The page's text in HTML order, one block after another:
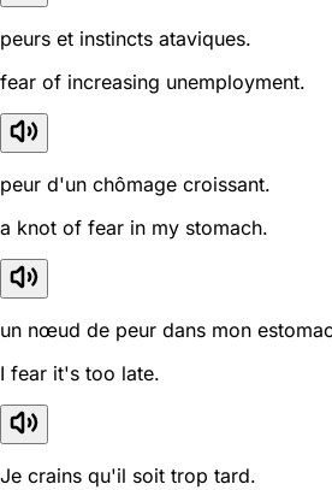
peurs et instincts ataviques.
fear of increasing unemployment.
peur d'un chômage croissant.
a knot of fear in my stomach.
un nœud de peur dans mon
I fear it's too late.
Je crains qu'il soit trop tard.